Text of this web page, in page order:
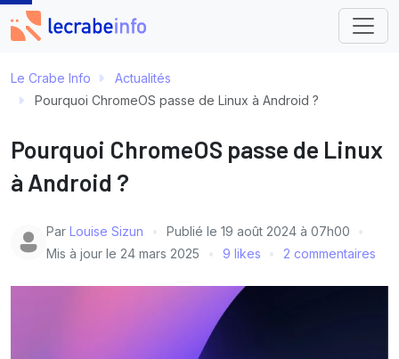
Le Crabe Info
Actualités
Pourquoi ChromeOS passe de Linux à Android ?
Pourquoi ChromeOS passe de Linux
à Android ?
Par Louise Sizun Publié le 19 août 2024 à 07h00
Mis à jour le 24 mars 2025 9 likes 2 commentaires